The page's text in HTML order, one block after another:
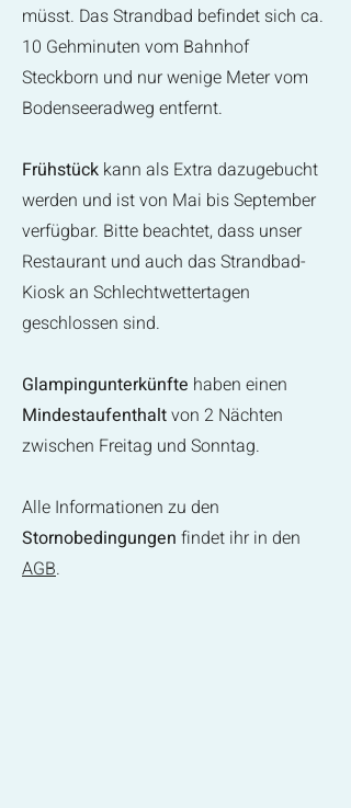
müsst. Das Strandbad befindet sich ca.
10 Gehminuten vom Bahnhof
Steckborn und nur wenige Meter vom
Bodenseeradweg entfernt.
Frühstück kann als Extra dazugebucht
werden und ist von Mai bis September
verfügbar. Bitte beachtet, dass unser
Restaurant und auch das Strandbad-
Kiosk an Schlechtwettertagen
geschlossen sind.
Glampingunterkünfte haben einen
Mindestaufenthaltvon 2 Nächten
zwischen Freitag und Sonntag.
Alle Informationen zu den
Stornobedingungen findet ihr in den
AGB.